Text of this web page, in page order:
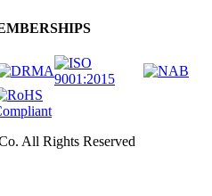
All Rights Reserved